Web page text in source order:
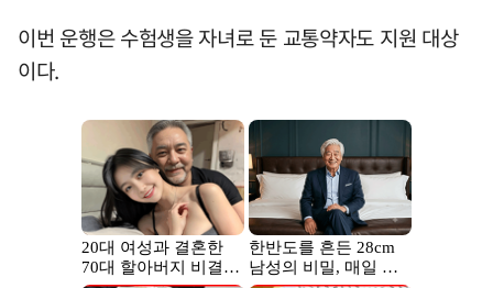
이번 운행은 수험생을 자녀로 둔 교통약자도 지원 대상
이다.